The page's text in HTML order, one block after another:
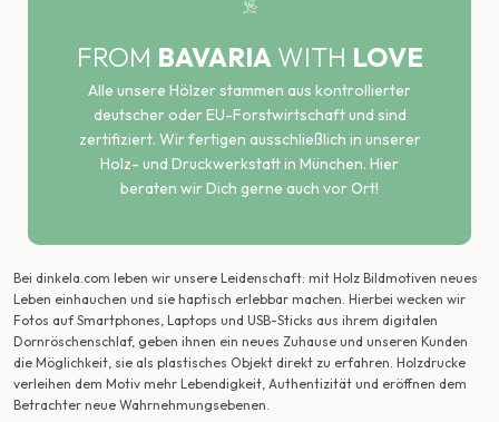
FROM BAVARIAWITH LOVE
Alle unsere Hölzer stammen aus kontrollierter
deutscher oder EU-Forstwirtschaft und sind
zertifiziert. Wir fertigen ausschließlich in unserer
Holz- und Druckwerkstatt in München. Hier
beraten wir Dich gerne auch vor Ort!
Bei dinkela.com leben wir unsere Leidenschaft: mit Holz Bildmotiven neues
Leben einhauchen und sie haptisch erlebbar machen. Hierbei wecken wir
Fotos auf Smartphones, Laptops und USB-Sticks aus ihrem digitalen
Dornröschenschlaf, geben ihnen ein neues Zuhause und unseren Kunden
die Möglichkeit, sie als plastisches Objekt direkt zu erfahren. Holzdrucke
verleihen dem Motiv mehr Lebendigkeit, Authentizität und eröffnen dem
Betrachter neue Wahrnehmungsebenen.